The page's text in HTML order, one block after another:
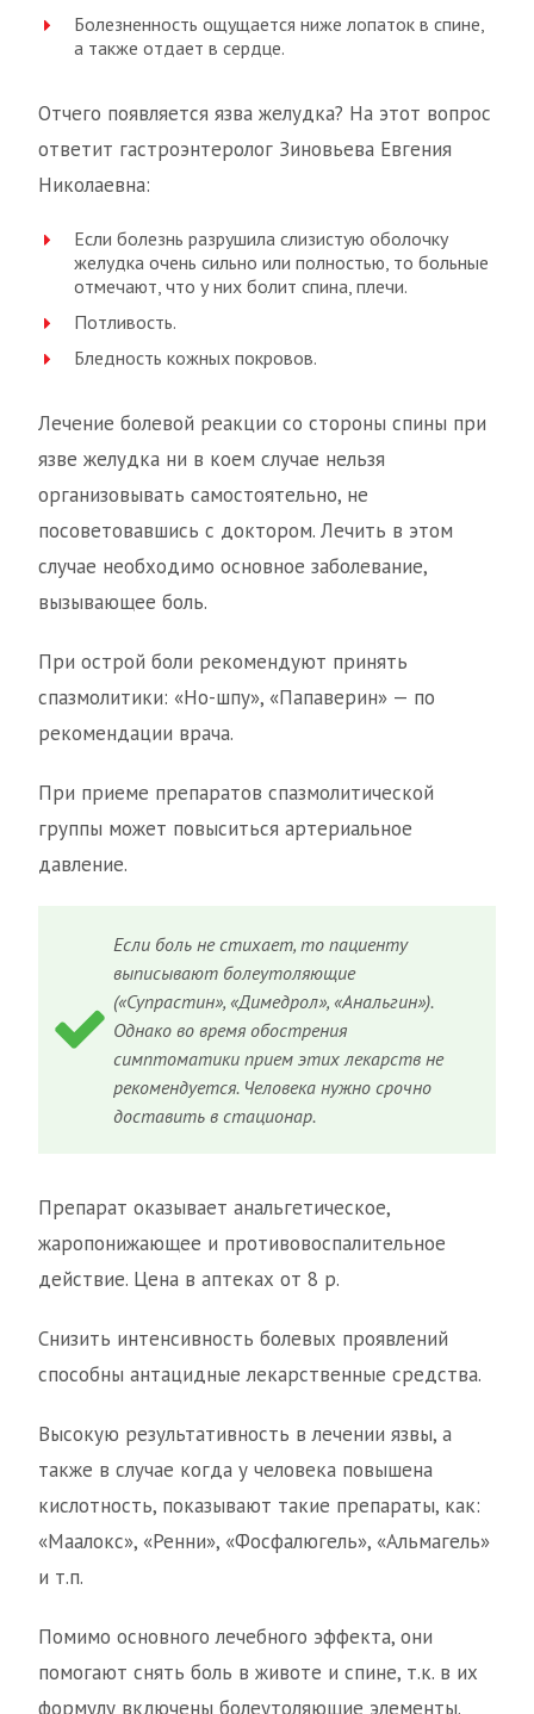
Болезненность ощущается ниже лопаток в спине,
а также отдает в сердце.
Отчего появляется язва желудка? На этот вопрос
ответит гастроэнтеролог Зиновьева Евгения
Николаевна:
Если болезнь разрушила слизистую оболочку
желудка очень сильно или полностью, то больные
отмечают, что у них болит спина, плечи.
Потливость.
Бледность кожных покровов.
Лечение болевой реакции со стороны спины при
язве желудка ни в коем случае нельзя
организовывать самостоятельно, не
посоветовавшись с доктором. Лечить в этом
случае необходимо основное заболевание,
вызывающее боль.
При острой боли рекомендуют принять
спазмолитики: «Но-шпу», «Папаверин» — по
рекомендации врача.
При приеме препаратов спазмолитической
группы может повыситься артериальное
давление.
Если боль не стихает, то пациенту
выписывают болеутоляющие
(«Супрастин», «Димедрол», «Анальгин»).
Однако во время обострения
симптоматики прием этих лекарств не
рекомендуется. Человека нужно срочно
доставить в стационар.
Препарат оказывает анальгетическое,
жаропонижающее и противовоспалительное
действие. Цена в аптеках от 8 р.
Снизить интенсивность болевых проявлений
способны антацидные лекарственные средства.
Высокую результативность в лечении язвы, а
также в случае когда у человека повышена
кислотность, показывают такие препараты, как:
«Маалокс», «Ренни», «Фосфалюгель», «Альмагель»
и т.п.
Помимо основного лечебного эффекта, они
помогают снять боль в животе и спине, т.к. в их
формулу включены болеутоляющие элементы.